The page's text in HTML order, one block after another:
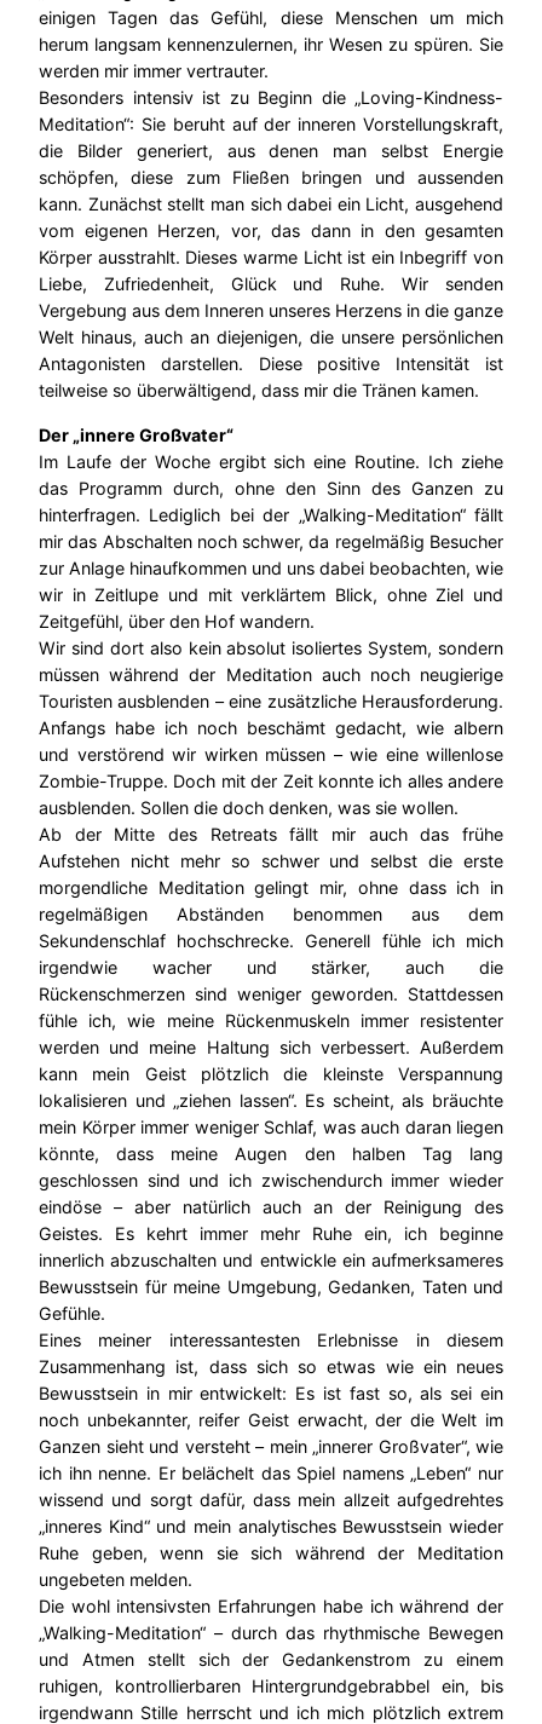
einigen Tagen das Gefühl, diese Menschen um mich
herum langsam kennenzulernen, ihr Wesen zu spüren. Sie
werden mir immer vertrauter.
Besonders intensiv ist zu Beginn die „Loving-Kindness-
Meditation“: Sie beruht auf der inneren Vorstellungskraft,
die Bilder generiert, aus denen man selbst Energie
schöpfen, diese zum Fließen bringen und aussenden
kann. Zunächst stellt man sich dabei ein Licht, ausgehend
vom eigenen Herzen, vor, das dann in den gesamten
Körper ausstrahlt. Dieses warme Licht ist ein Inbegriff von
Liebe, Zufriedenheit, Glück und Ruhe. Wir senden
Vergebung aus dem Inneren unseres Herzens in die ganze
Welt hinaus, auch an diejenigen, die unsere persönlichen
Antagonisten darstellen. Diese positive Intensität ist
teilweise so überwältigend, dass mir die Tränen kamen.
Der „innere Großvater“
Im Laufe der Woche ergibt sich eine Routine. Ich ziehe
das Programm durch, ohne den Sinn des Ganzen zu
hinterfragen. Lediglich bei der „Walking-Meditation“ fällt
mir das Abschalten noch schwer, da regelmäßig Besucher
zur Anlage hinaufkommen und uns dabei beobachten, wie
wir in Zeitlupe und mit verklärtem Blick, ohne Ziel und
Zeitgefühl, über den Hof wandern.
Wir sind dort also kein absolut isoliertes System, sondern
müssen während der Meditation auch noch neugierige
Touristen ausblenden – eine zusätzliche Herausforderung.
Anfangs habe ich noch beschämt gedacht, wie albern
und verstörend wir wirken müssen – wie eine willenlose
Zombie-Truppe. Doch mit der Zeit konnte ich alles andere
ausblenden. Sollen die doch denken, was sie wollen.
Ab der Mitte des Retreats fällt mir auch das frühe
Aufstehen nicht mehr so schwer und selbst die erste
morgendliche Meditation gelingt mir, ohne dass ich in
regelmäßigen Abständen benommen aus dem
Sekundenschlaf hochschrecke. Generell fühle ich mich
irgendwie wacher und stärker, auch die
Rückenschmerzen sind weniger geworden. Stattdessen
fühle ich, wie meine Rückenmuskeln immer resistenter
werden und meine Haltung sich verbessert. Außerdem
kann mein Geist plötzlich die kleinste Verspannung
lokalisieren und „ziehen lassen“. Es scheint, als bräuchte
mein Körper immer weniger Schlaf, was auch daran liegen
könnte, dass meine Augen den halben Tag lang
geschlossen sind und ich zwischendurch immer wieder
eindöse – aber natürlich auch an der Reinigung des
Geistes. Es kehrt immer mehr Ruhe ein, ich beginne
innerlich abzuschalten und entwickle ein aufmerksameres
Bewusstsein für meine Umgebung, Gedanken, Taten und
Gefühle.
Eines meiner interessantesten Erlebnisse in diesem
Zusammenhang ist, dass sich so etwas wie ein neues
Bewusstsein in mir entwickelt: Es ist fast so, als sei ein
noch unbekannter, reifer Geist erwacht, der die Welt im
Ganzen sieht und versteht – mein „innerer Großvater“, wie
ich ihn nenne. Er belächelt das Spiel namens „Leben“ nur
wissend und sorgt dafür, dass mein allzeit aufgedrehtes
„inneres Kind“ und mein analytisches Bewusstsein wieder
Ruhe geben, wenn sie sich während der Meditation
ungebeten melden.
Die wohl intensivsten Erfahrungen habe ich während der
„Walking-Meditation“ – durch das rhythmische Bewegen
und Atmen stellt sich der Gedankenstrom zu einem
ruhigen, kontrollierbaren Hintergrundgebrabbel ein, bis
irgendwann Stille herrscht und ich mich plötzlich extrem